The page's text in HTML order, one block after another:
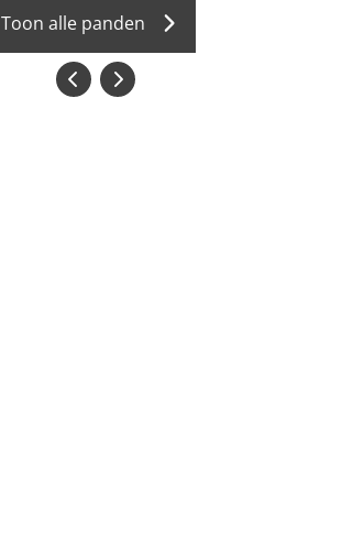
Toon alle panden